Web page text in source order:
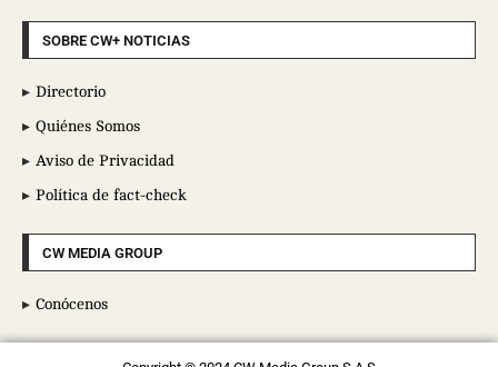
SOBRE CW+ NOTICIAS
Directorio
Quiénes Somos
Aviso de Privacidad
Política de fact-check
CW MEDIA GROUP
Conócenos